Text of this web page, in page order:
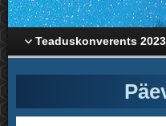
Teaduskonverents 2023